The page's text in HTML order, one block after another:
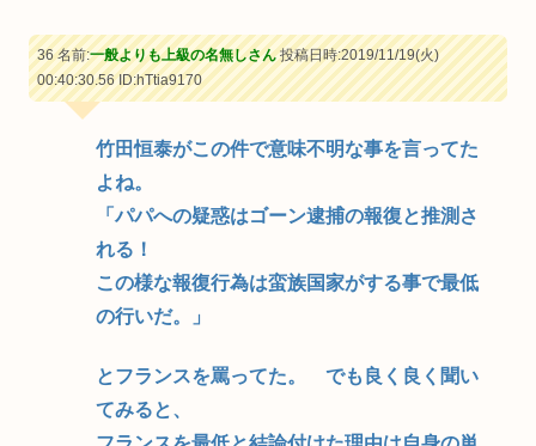
36 名前:一般よりも上級の名無しさん投稿日時:2019/11/19(火)
00:40:30.56ID:hTtia9170
竹田恒泰がこの件で意味不明な事を言ってた
よね。
「パパへの疑惑はゴーン逮捕の報復と推測さ
れる！
この様な報復行為は蛮族国家がする事で最低
の行いだ。」
とフランスを罵ってた。 でも良く良く聞い
てみると、